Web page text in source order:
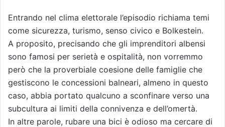
Entrando nel clima elettorale l’episodio richiama temi
come sicurezza, turismo, senso civico e Bolkestein.
A proposito, precisando che gli imprenditori albensi
sono famosi per serietà e ospitalità, non vorremmo
però che la proverbiale coesione delle famiglie che
gestiscono le concessioni balneari, almeno in questo
caso, abbia portato qualcuno a sconfinare verso una
subcultura ai limiti della connivenza e dell’omertà.
In altre parole, rubare una bici è odioso ma cercare di